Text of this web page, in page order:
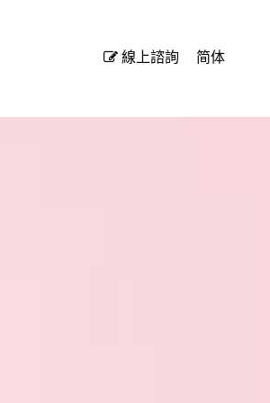
線上諮詢 简体